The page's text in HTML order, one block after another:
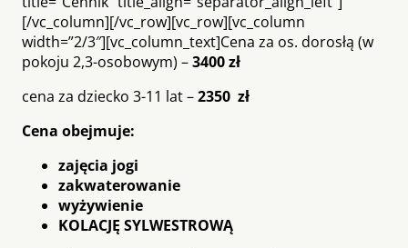
[/vc_column][/vc_row][vc_row][vc_column
width=”2/3″][vc_column_text]Cena za os. dorosłą (w
pokoju 2,3-osobowym) –3400 zł
cena za dziecko 3-11 lat –2350 zł
Cena obejmuje:
zajęcia jogi
zakwaterowanie
wyżywienie
KOLACJĘ SYLWESTROWĄ